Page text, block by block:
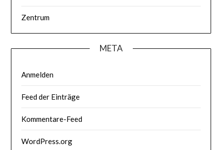
Zentrum
META
Anmelden
Feed der Einträge
Kommentare-Feed
WordPress.org